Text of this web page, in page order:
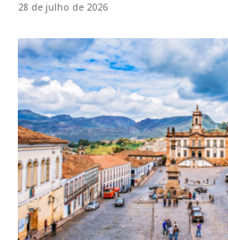
28 de julho de 2026